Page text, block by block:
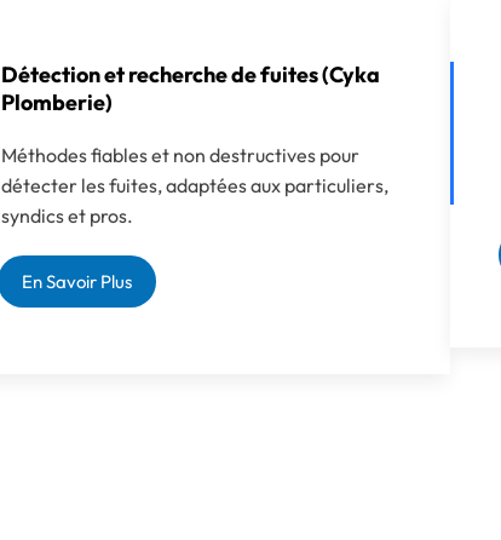
Détection et recherche de fuites (Cyka
Plomberie)
Méthodes fiables et non destructives pour
détecter les fuites, adaptées aux particuliers,
syndics et pros.
En Savoir Plus